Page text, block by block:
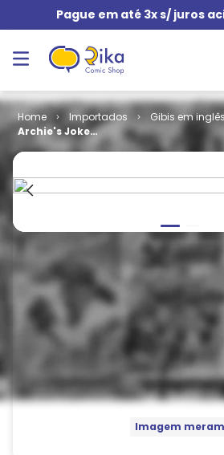
Pague em até 3x s/ juros
Importados Gibis em
Archie's Joke
Book # 151
Imagem